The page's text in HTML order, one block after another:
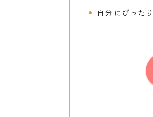
自分にぴった